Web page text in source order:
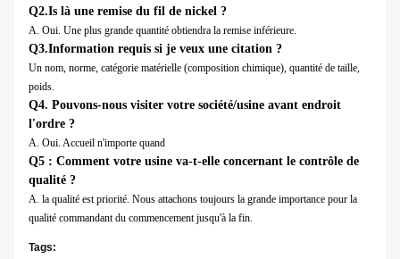
Q2.Is là une remise du fil de nickel ?
A. Oui. Une plus grande quantité obtiendra la remise inférieure.
Q3.Information requis si je veux une citation ?
Un nom, norme, catégorie matérielle (composition chimique), quantité de taille,
poids.
Q4. Pouvons-nous visiter votre société/usine avant endroit
l'ordre ?
A. Oui. Accueil n'importe quand
Q5 : Comment votre usine va-t-elle concernant le contrôle de
qualité ?
A. la qualité est priorité. Nous attachons toujours la grande importance pour la
qualité commandant du commencement jusqu'à la fin.
Tags: